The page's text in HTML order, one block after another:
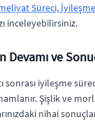
Süreci,
inceleyebilirsiniz.
Devamı ve
sonrası iyileşme
Şişlik ve
nihai